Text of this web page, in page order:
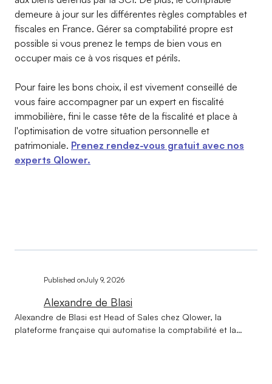
demeure à jour sur les différentes règles comptables et
fiscales en France. Gérer sa comptabilité propre est
possible si vous prenez le temps de bien vous en
occuper mais ce à vos risques et périls.
Pour faire les bons choix, il est vivement conseillé de
vous faire accompagner par un expert en fiscalité
immobilière, fini le casse tête de la fiscalité et place à
l'optimisation de votre situation personnelle et
patrimoniale. Prenez rendez-vous gratuit avec nos
experts Qlower.
Published onJuly 9, 2026
Alexandre de Blasi
Alexandre de Blasi est Head of Sales chez Qlower, la
plateforme française qui automatise la comptabilité et la